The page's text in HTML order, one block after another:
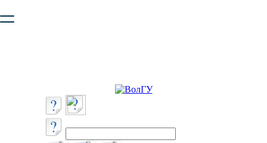
безопасную работу с сайтом. Пожалуйста